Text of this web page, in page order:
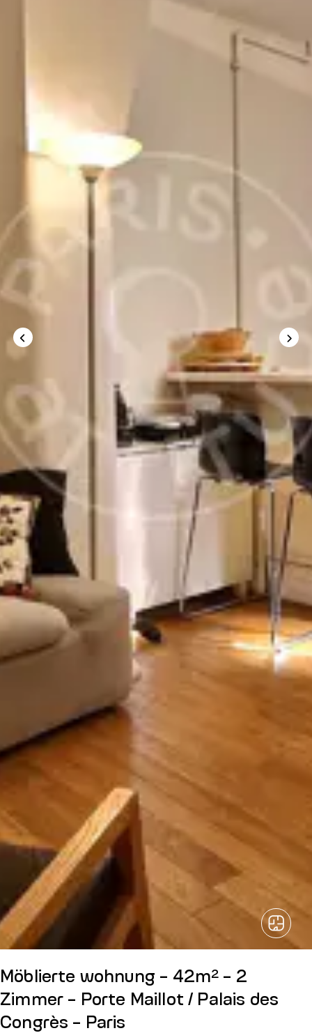
Möblierte wohnung - 42m² - 2
Zimmer - Porte Maillot / Palais des
Congrès - Paris